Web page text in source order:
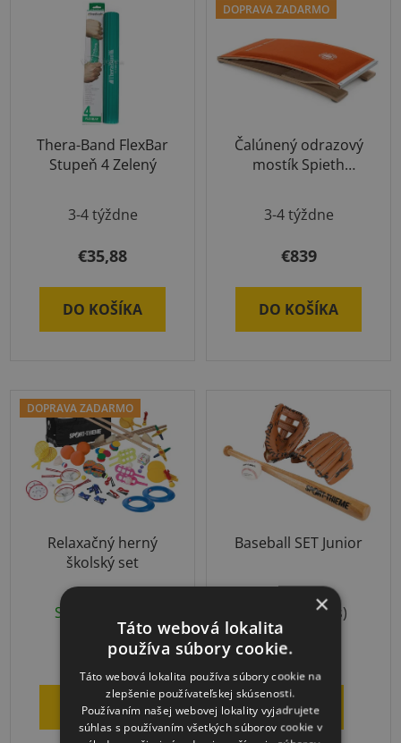
Thera-Band FlexBar
Stupeň 4 Zelený
hodnotenie
produktu
5,0
z
3-4 týždne
€35,88
DO KOŠÍKA
DOPRAVA ZADARMO
Čalúnený odrazový
mostík Spieth
3-4 týždne
€839
DO KOŠÍKA
DOPRAVA ZADARMO
Relaxačný herný
školský set
Skladom
€513
DO KOŠÍKA
Baseball SET Junior
(1 ks)
€48,18
DETAIL
×
Táto webová lokalita
používa súbory cookie.
Táto webová lokalita používa súbory cookie na
zlepšenie používateľskej skúsenosti.
Používaním našej webovej lokality vyjadrujete
súhlas s používaním všetkých súborov cookie v